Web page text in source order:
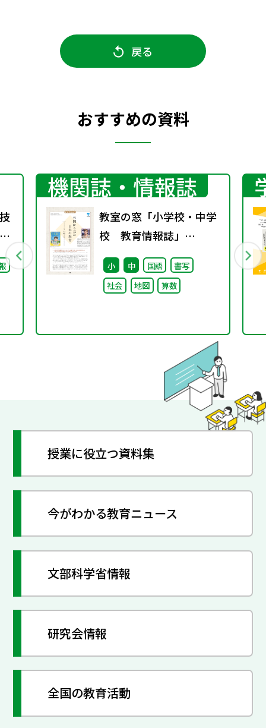
戻る
おすすめの資料
機関誌・情報誌
教室の窓「小学校・中学
校 教育情報誌」
vol.76 2025年9月発行
小 中 国語
書写
社会
地図 算数
授業に役立つ資料集
今がわかる教育ニュース
文部科学省情報
研究会情報
全国の教育活動